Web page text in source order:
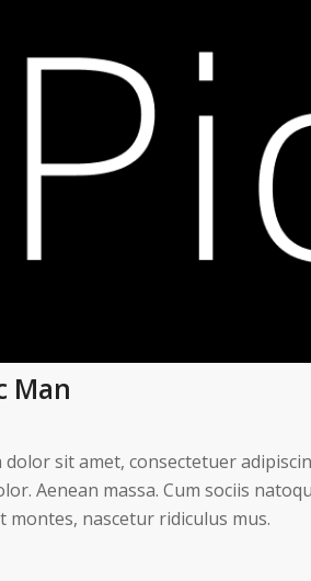
Man
sit amet, consectetuer
Aenean massa. Cum sociis
montes, nascetur ridiculus mus.